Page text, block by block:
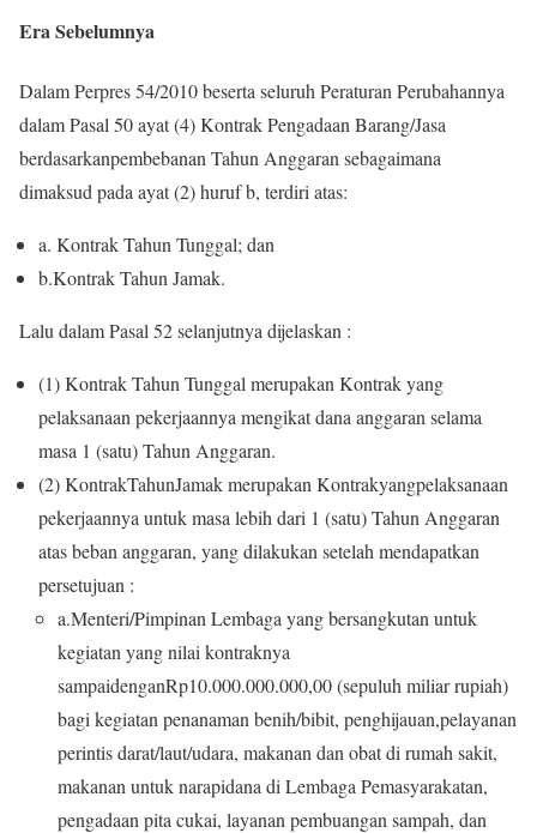
Era Sebelumnya
Dalam Perpres 54/2010 beserta seluruh Peraturan Perubahannya
dalam Pasal 50 ayat (4) Kontrak Pengadaan Barang/Jasa
berdasarkanpembebanan Tahun Anggaran sebagaimana
dimaksud pada ayat (2) huruf b, terdiri atas:
a. Kontrak Tahun Tunggal; dan
b.KontrakTahun Jamak.
Lalu dalam Pasal 52 selanjutnya dijelaskan :
(1) Kontrak Tahun Tunggal merupakan Kontrak yang
pelaksanaan pekerjaannya mengikat dana anggaran selama
masa 1 (satu) Tahun Anggaran.
(2) KontrakTahunJamakmerupakan Kontrakyangpelaksanaan
pekerjaannya untuk masa lebih dari 1 (satu) Tahun Anggaran
atas beban anggaran, yang dilakukan setelah mendapatkan
persetujuan :
a.Menteri/Pimpinan Lembaga yang bersangkutan untuk
kegiatan yang nilai kontraknya
sampaidenganRp10.000.000.000,00 (sepuluh miliar rupiah)
bagi kegiatan penanaman benih/bibit, penghijauan,pelayanan
perintis darat/laut/udara, makanan dan obat di rumah sakit,
makanan untuk narapidana di Lembaga Pemasyarakatan,
pengadaan pita cukai, layanan pembuangan sampah, dan